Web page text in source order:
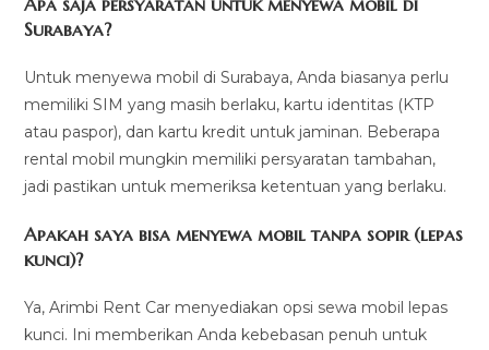
Surabaya?
Untuk menyewa mobil di Surabaya, Anda biasanya perlu
memiliki SIM yang masih berlaku, kartu identitas (KTP
atau paspor), dan kartu kredit untuk jaminan. Beberapa
rental mobil mungkin memiliki persyaratan tambahan,
jadi pastikan untuk memeriksa ketentuan yang berlaku.
Apakah saya bisa menyewa mobil tanpa sopir (lepas
kunci)?
Ya, Arimbi Rent Car menyediakan opsi sewa mobil lepas
kunci. Ini memberikan Anda kebebasan penuh untuk